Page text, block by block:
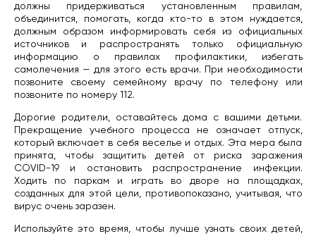
должны придерживаться установленным правилам,
объединится, помогать, когда кто-то в этом нуждается,
должным образом информировать себя из официальных
источников и распространять только официальную
информацию о правилах профилактики, избегать
самолечения — для этого есть врачи. При необходимости
позвоните своему семейному врачу по телефону или
позвоните по номеру 112.
Дорогие родители, оставайтесь дома с вашими детьми.
Прекращение учебного процесса не означает отпуск,
который включает в себя веселье и отдых. Эта мера была
принята, чтобы защитить детей от риска заражения
COVID-19 и остановить распространение инфекции.
Ходить по паркам и играть во дворе на площадках,
созданных для этой цели, противопоказано, учитывая, что
вирус очень заразен.
Используйте это время, чтобы лучше узнать своих детей,